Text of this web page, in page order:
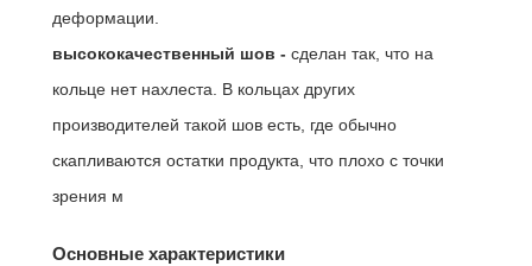
деформации.
высококачественный шов - сделан так, что на
кольце нет нахлеста. В кольцах других
производителей такой шов есть, где обычно
скапливаются остатки продукта, что плохо с точки
зрения м
Основные характеристики